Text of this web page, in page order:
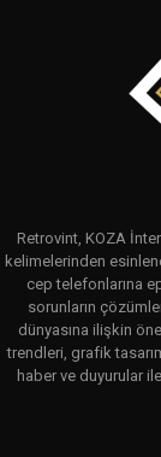
Retrovint, KOZA
kelimelerinden
cep telefonlarına
sorunların
dünyasına ilişkin
trendleri, grafik
haber ve duyurular